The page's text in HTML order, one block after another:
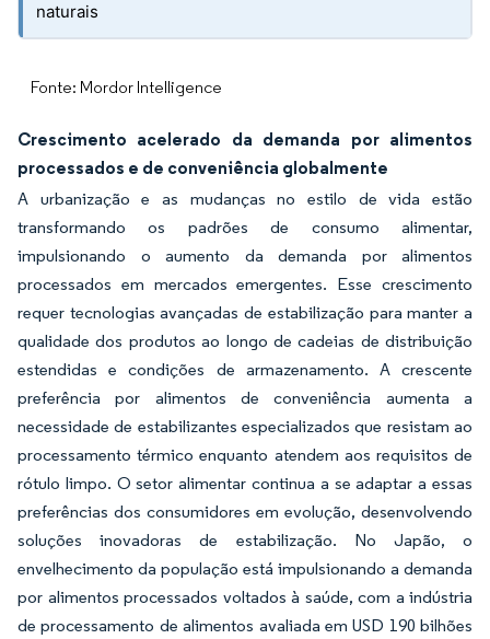
naturais
Fonte: Mordor Intelligence
Crescimento acelerado da demanda por alimentos
processados e de conveniência globalmente
A urbanização e as mudanças no estilo de vida estão
transformando os padrões de consumo alimentar,
impulsionando o aumento da demanda por alimentos
processados em mercados emergentes. Esse crescimento
requer tecnologias avançadas de estabilização para manter a
qualidade dos produtos ao longo de cadeias de distribuição
estendidas e condições de armazenamento. A crescente
preferência por alimentos de conveniência aumenta a
necessidade de estabilizantes especializados que resistam ao
processamento térmico enquanto atendem aos requisitos de
rótulo limpo. O setor alimentar continua a se adaptar a essas
preferências dos consumidores em evolução, desenvolvendo
soluções inovadoras de estabilização. No Japão, o
envelhecimento da população está impulsionando a demanda
por alimentos processados voltados à saúde, com a indústria
de processamento de alimentos avaliada em USD 190 bilhões